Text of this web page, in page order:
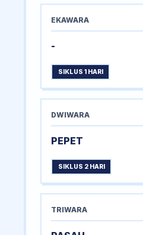
EKAWARA
-
SIKLUS 1 HARI
DWIWARA
PEPET
SIKLUS 2 HARI
TRIWARA